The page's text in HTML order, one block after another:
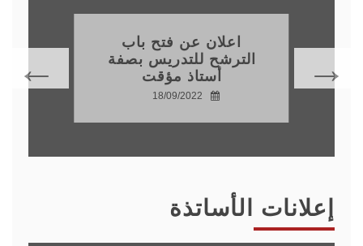
اعلان عن فتح باب
الترشح للتدريس بصفة
أستاذ مؤقت
18/09/2022
إعلانات الأساتذة